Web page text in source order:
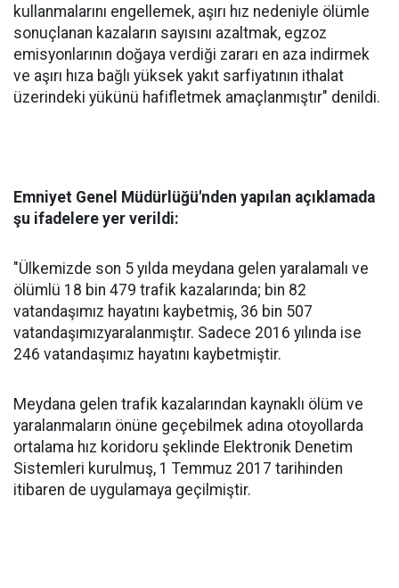
kullanmalarını engellemek, aşırı hız nedeniyle ölümle
sonuçlanan kazaların sayısını azaltmak, egzoz
emisyonlarının doğaya verdiği zararı en aza indirmek
ve aşırı hıza bağlı yüksek yakıt sarfiyatının ithalat
üzerindeki yükünü hafifletmek amaçlanmıştır" denildi.
Emniyet Genel Müdürlüğü'nden yapılan açıklamada
şu ifadelere yer verildi:
"Ülkemizde son 5 yılda meydana gelen yaralamalı ve
ölümlü 18 bin 479 trafik kazalarında; bin 82
vatandaşımız hayatını kaybetmiş, 36 bin 507
vatandaşımızyaralanmıştır. Sadece 2016 yılında ise
246 vatandaşımız hayatını kaybetmiştir.
Meydana gelen trafik kazalarından kaynaklı ölüm ve
yaralanmaların önüne geçebilmek adına otoyollarda
ortalama hız koridoru şeklinde Elektronik Denetim
Sistemleri kurulmuş, 1 Temmuz 2017 tarihinden
itibaren de uygulamaya geçilmiştir.